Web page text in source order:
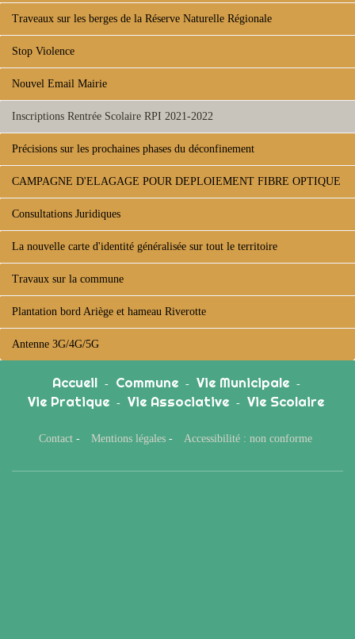
Traveaux sur les berges de la Réserve Naturelle Régionale
Stop Violence
Nouvel Email Mairie
Inscriptions Rentrée Scolaire RPI 2021-2022
Précisions sur les prochaines phases du déconfinement
CAMPAGNE D'ELAGAGE POUR DEPLOIEMENT FIBRE OPTIQUE
Consultations Juridiques
La nouvelle carte d'identité généralisée sur tout le territoire
Travaux sur la commune
Plantation bord Ariège et hameau Riverotte
Antenne 3G/4G/5G
Accueil - Commune - Vie Municipale -
Vie Pratique - Vie Associative - Vie Scolaire
Contact - Mentions légales - Accessibilité : non conforme